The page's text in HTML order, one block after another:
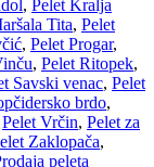
, Pelet Kralja
Tita, Pelet
, Pelet Progar,
, Pelet Ritopek,
Savski venac, Pelet
brdo,
Pelet Vrčin, Pelet za
Zaklopača,
peleta